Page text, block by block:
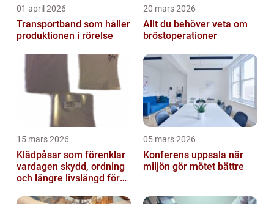
01 april 2026
Transportband som håller
produktionen i rörelse
20 mars 2026
Allt du behöver veta om
bröstoperationer
15 mars 2026
Klädpåsar som förenklar
vardagen skydd, ordning
och längre livslängd för
05 mars 2026
Konferens uppsala när
miljön gör mötet bättre